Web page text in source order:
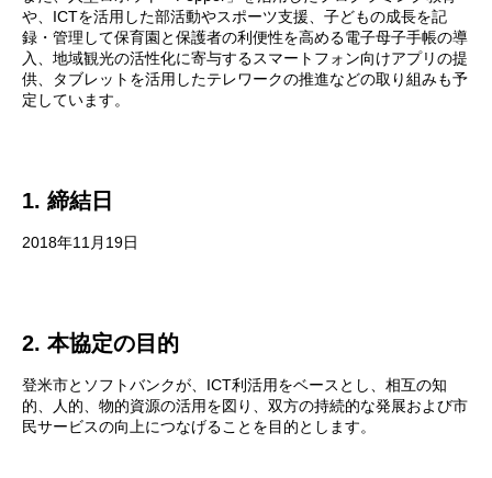
や、ICTを活用した部活動やスポーツ支援、子どもの成長を記
録・管理して保育園と保護者の利便性を高める電子母子手帳の導
入、地域観光の活性化に寄与するスマートフォン向けアプリの提
供、タブレットを活用したテレワークの推進などの取り組みも予
定しています。
1. 締結日
2018年11月19日
2. 本協定の目的
登米市とソフトバンクが、ICT利活用をベースとし、相互の知
的、人的、物的資源の活用を図り、双方の持続的な発展および市
民サービスの向上につなげることを目的とします。